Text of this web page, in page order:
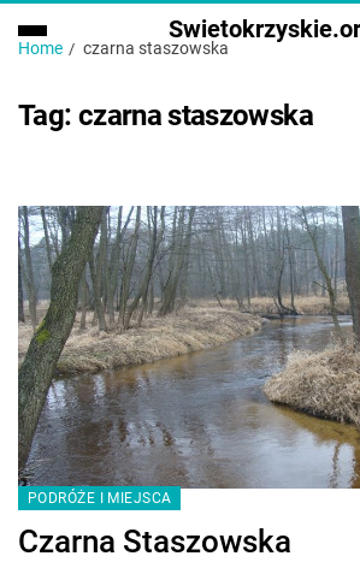
Home czarna staszowska
Tag: czarna staszowska
PODRÓŻE I MIEJSCA
Czarna Staszowska